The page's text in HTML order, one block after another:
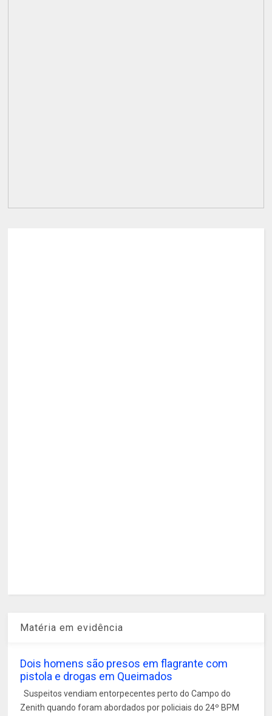
Matéria em evidência
Dois homens são presos em flagrante com
pistola e drogas em Queimados
Suspeitos vendiam entorpecentes perto do Campo do
Zenith quando foram abordados por policiais do 24º BPM